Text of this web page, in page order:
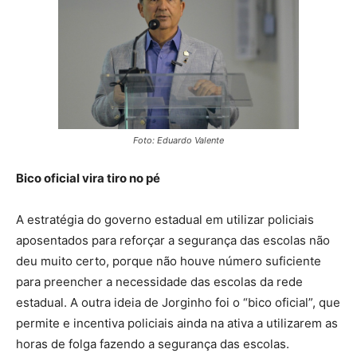
Foto: Eduardo Valente
Bico oficial vira tiro no pé
A estratégia do governo estadual em utilizar policiais
aposentados para reforçar a segurança das escolas não
deu muito certo, porque não houve número suficiente
para preencher a necessidade das escolas da rede
estadual. A outra ideia de Jorginho foi o “bico oficial”, que
permite e incentiva policiais ainda na ativa a utilizarem as
horas de folga fazendo a segurança das escolas.